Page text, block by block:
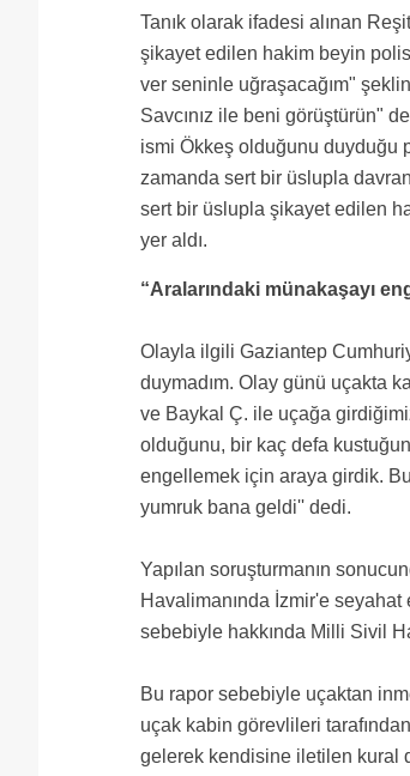
Tanık olarak ifadesi alınan
şikayet edilen hakim beyin
ver seninle uğraşacağım"
Savcınız ile beni görüştürün"
ismi Ökkeş olduğunu duyduğu
zamanda sert bir üslupla
sert bir üslupla şikayet edilen
yer aldı.
“Aralarındaki münakaşayı
Olayla ilgili Gaziantep
duymadım. Olay günü uçakta
ve Baykal Ç. ile uçağa
olduğunu, bir kaç defa
engellemek için araya girdik.
yumruk bana geldi'' dedi.
Yapılan soruşturmanın
Havalimanında İzmir'e
sebebiyle hakkında Milli Sivil
Bu rapor sebebiyle uçaktan
uçak kabin görevlileri
gelerek kendisine iletilen kural